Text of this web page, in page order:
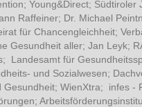
Young&Direct; Südtiroler
Raffeiner; Dr. Michael
für Chancengleichheit;
Gesundheit aller; Jan Leyk;
Landesamt für
und Sozialwesen;
Gesundheit; WienXtra; infes -